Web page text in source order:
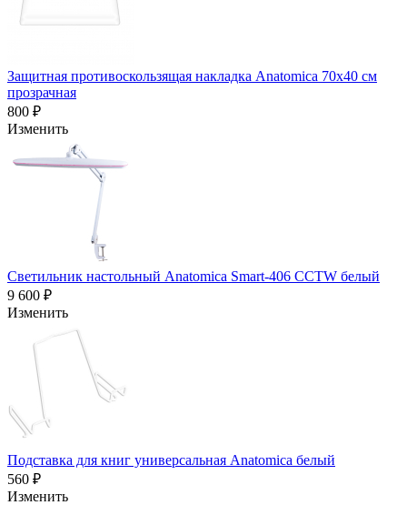
Защитная противоскользящая накладка Anatomica 70х40 см
прозрачная
800 ₽
Изменить
Светильник настольный Anatomica Smart-406 CCTW белый
9 600 ₽
Изменить
Подставка для книг универсальная Anatomica белый
560 ₽
Изменить